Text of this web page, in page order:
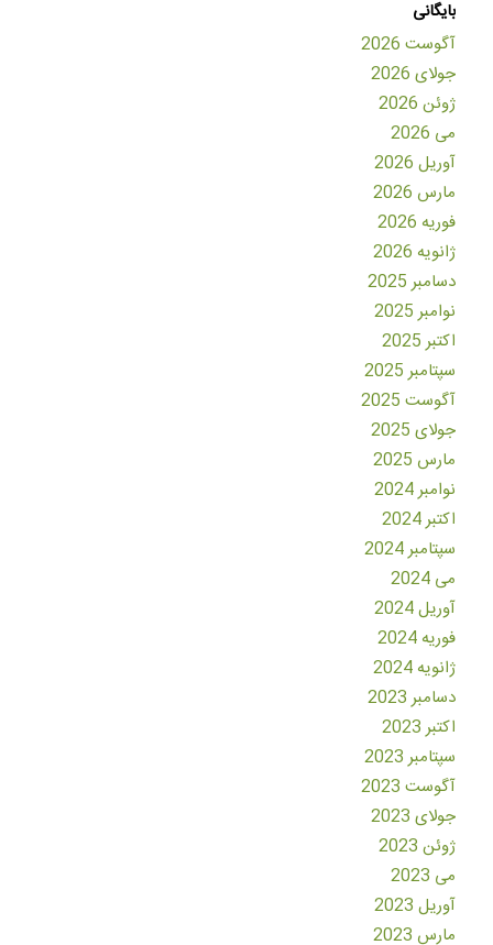
بایگانی
آگوست 2026
جولای 2026
ژوئن 2026
می 2026
آوریل 2026
مارس 2026
فوریه 2026
ژانویه 2026
دسامبر 2025
نوامبر 2025
اکتبر 2025
سپتامبر 2025
آگوست 2025
جولای 2025
مارس 2025
نوامبر 2024
اکتبر 2024
سپتامبر 2024
می 2024
آوریل 2024
فوریه 2024
ژانویه 2024
دسامبر 2023
اکتبر 2023
سپتامبر 2023
آگوست 2023
جولای 2023
ژوئن 2023
می 2023
آوریل 2023
مارس 2023